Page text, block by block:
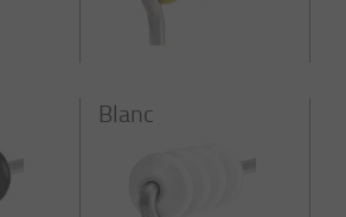
Blanc